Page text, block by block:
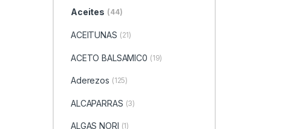
Aceites (44)
ACEITUNAS (21)
ACETO BALSAMIC0 (19)
Aderezos (125)
ALCAPARRAS (3)
ALGAS NORI (1)